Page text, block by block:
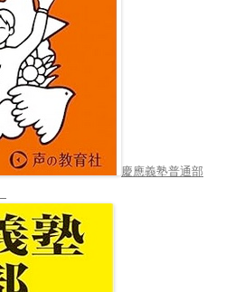
慶應義塾普通部